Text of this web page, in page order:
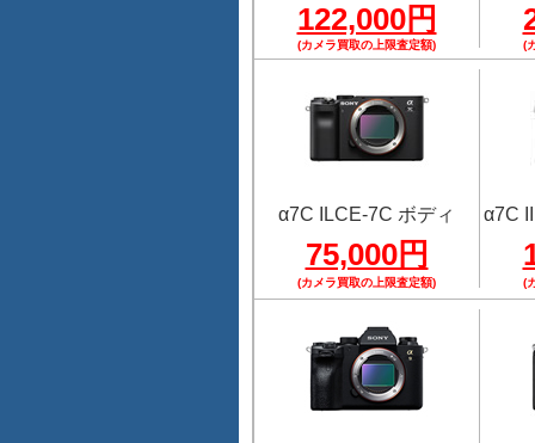
122,000円
(カメラ買取の上限査定額) (
α7C ILCE-7C ボディ
75,000円
(カメラ買取の上限査定額)
α7C
(